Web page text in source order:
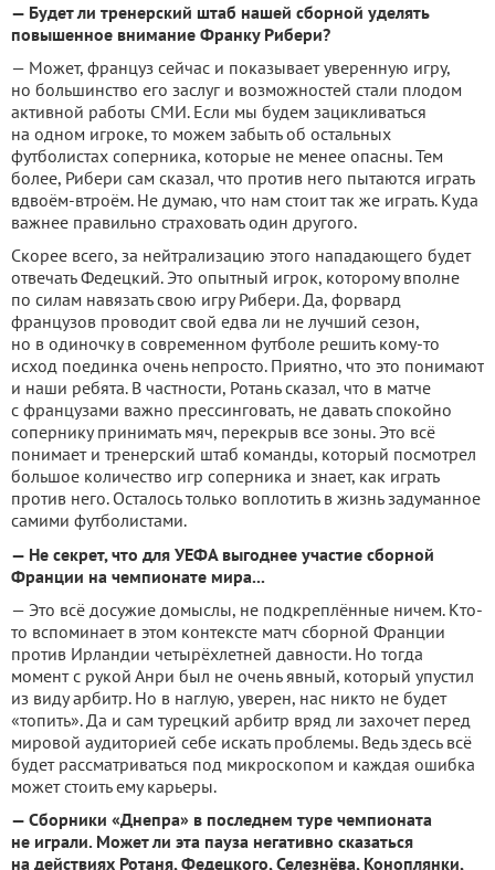
— Будет ли тренерский штаб нашей сборной уделять
повышенное внимание Франку Рибери?
— Может, француз сейчас и показывает уверенную игру,
но большинство его заслуг и возможностей стали плодом
активной работы СМИ. Если мы будем зацикливаться
на одном игроке, то можем забыть об остальных
футболистах соперника, которые не менее опасны. Тем
более, Рибери сам сказал, что против него пытаются играть
вдвоём-втроём. Не думаю, что нам стоит так же играть. Куда
важнее правильно страховать один другого.
Скорее всего, за нейтрализацию этого нападающего будет
отвечать Федецкий. Это опытный игрок, которому вполне
по силам навязать свою игру Рибери. Да, форвард
французов проводит свой едва ли не лучший сезон,
но в одиночку в современном футболе решить кому-то
исход поединка очень непросто. Приятно, что это понимают
и наши ребята. В частности, Ротань сказал, что в матче
с французами важно прессинговать, не давать спокойно
сопернику принимать мяч, перекрыв все зоны. Это всё
понимает и тренерский штаб команды, который посмотрел
большое количество игр соперника и знает, как играть
против него. Осталось только воплотить в жизнь задуманное
самими футболистами.
— Не секрет, что для УЕФА выгоднее участие сборной
Франции на чемпионате мира...
— Это всё досужие домыслы, не подкреплённые ничем. Кто-
то вспоминает в этом контексте матч сборной Франции
против Ирландии четырёхлетней давности. Но тогда
момент с рукой Анри был не очень явный, который упустил
из виду арбитр. Но в наглую, уверен, нас никто не будет
«топить». Да и сам турецкий арбитр вряд ли захочет перед
мировой аудиторией себе искать проблемы. Ведь здесь всё
будет рассматриваться под микроскопом и каждая ошибка
может стоить ему карьеры.
— Сборники «Днепра» в последнем туре чемпионата
не играли. Может ли эта пауза негативно сказаться
на действиях Ротаня, Федецкого, Селезнёва, Коноплянки,